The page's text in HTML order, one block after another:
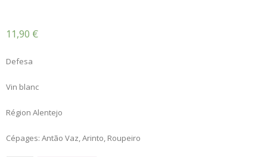
11,90 €
Defesa
Vin blanc
Région Alentejo
Cépages: Antão Vaz, Arinto, Roupeiro